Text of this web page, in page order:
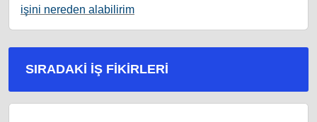
işini nereden alabilirim
SIRADAKI İŞ FIKIRLERI